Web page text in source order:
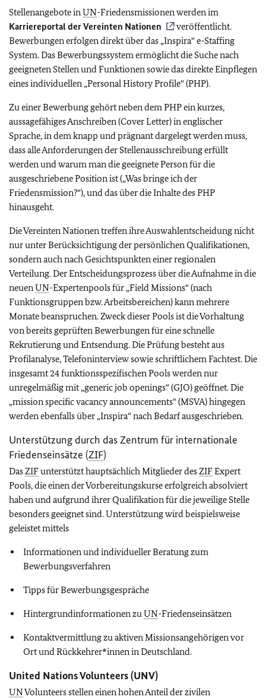
Stellenangebote inUN-Friedensmissionen werden im
Karriereportal der Vereinten Nationen
veröffentlicht.
Bewerbungen erfolgen direkt über das „Inspira“ e-Staffing
System. Das Bewerbungssystem ermöglicht die Suche nach
geeigneten Stellen und Funktionen sowie das direkte Einpflegen
eines individuellen „Personal History Profile“ (PHP).
Zu einer Bewerbung gehört neben dem PHP ein kurzes,
aussagefähiges Anschreiben (Cover Letter) in englischer
Sprache, in dem knapp und prägnant dargelegt werden muss,
dass alle Anforderungen der Stellenausschreibung erfüllt
werden und warum man die geeignete Person für die
ausgeschriebene Position ist („Was bringe ich der
Friedensmission?“), und das über die Inhalte des PHP
hinausgeht.
Die Vereinten Nationen treffen ihre Auswahlentscheidung nicht
nur unter Berücksichtigung der persönlichen Qualifikationen,
sondern auch nach Gesichtspunkten einer regionalen
Verteilung. Der Entscheidungsprozess über die Aufnahme in die
neuenUN-Expertenpools für „Field Missions“ (nach
Funktionsgruppen bzw. Arbeitsbereichen) kann mehrere
Monate beanspruchen. Zweck dieser Pools ist die Vorhaltung
von bereits geprüften Bewerbungen für eine schnelle
Rekrutierung und Entsendung. Die Prüfung besteht aus
Profilanalyse, Telefoninterview sowie schriftlichem Fachtest. Die
insgesamt 24 funktionsspezifischen Pools werden nur
unregelmäßig mit „generic job openings“ (GJO) geöffnet. Die
„mission specific vacancy announcements“ (MSVA) hingegen
werden ebenfalls über „Inspira“ nach Bedarf ausgeschrieben.
Unterstützung durch das Zentrum für internationale
Friedenseinsätze (ZIF)
DasZIFunterstützt hauptsächlich Mitglieder desZIFExpert
Pools, die einen der Vorbereitungskurse erfolgreich absolviert
haben und aufgrund ihrer Qualifikation für die jeweilige Stelle
besonders geeignet sind. Unterstützung wird beispielsweise
geleistet mittels
Informationen und individueller Beratung zum
Bewerbungsverfahren
Tipps für Bewerbungsgespräche
Hintergrundinformationen zuUN-Friedenseinsätzen
Kontaktvermittlung zu aktiven Missionsangehörigen vor
Ort und Rückkehrer*innen in Deutschland.
United Nations Volunteers(UNV)
UNVolunteers stellen einen hohen Anteil der zivilen